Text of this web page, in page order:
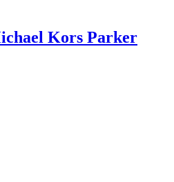
Kors Parker